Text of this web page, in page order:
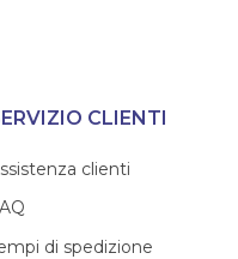
CLIENTI
clienti
di spedizione